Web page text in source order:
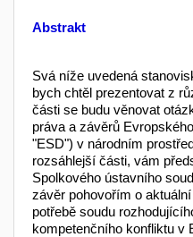
Abstrakt
Svá níže uvedená
bych chtěl prezentovat z
části se budu věnovat
práva a závěrů
"ESD") v národním
rozsáhlejší části, vám
Spolkového ústavního
závěr pohovořím o
potřebě soudu
kompetenčního konfliktu v